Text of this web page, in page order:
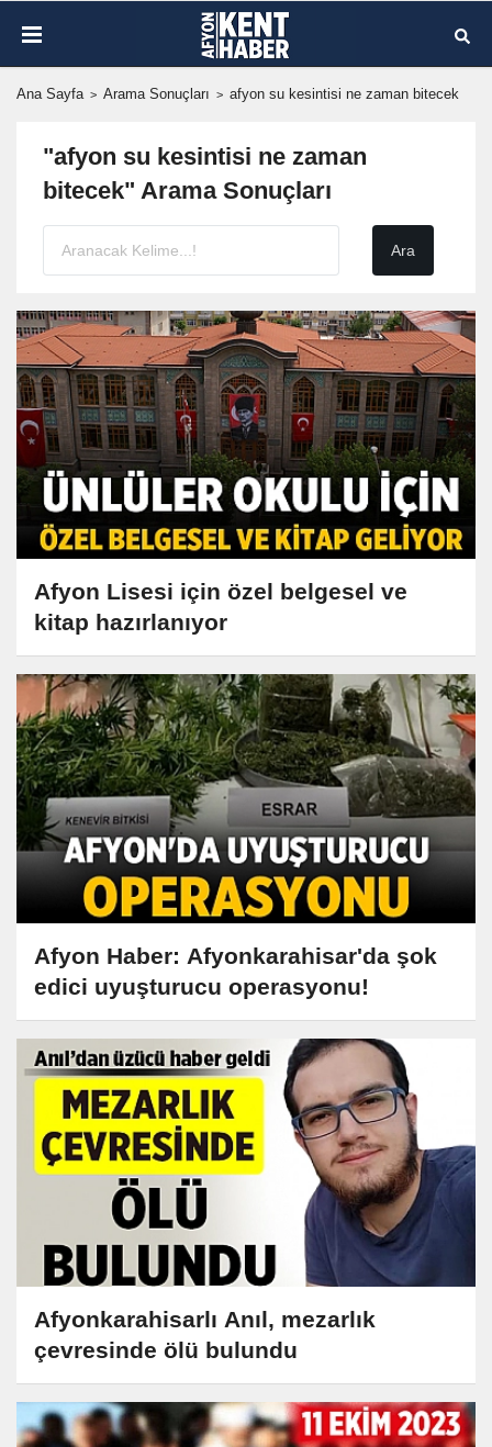
Ana Sayfa Arama Sonuçları afyon su kesintisi ne zaman bitecek
"afyon su kesintisi ne zaman
bitecek" Arama Sonuçları
Afyon Lisesi için özel belgesel ve
kitap hazırlanıyor
Afyon Haber: Afyonkarahisar'da şok
edici uyuşturucu operasyonu!
Afyonkarahisarlı Anıl, mezarlık
çevresinde ölü bulundu